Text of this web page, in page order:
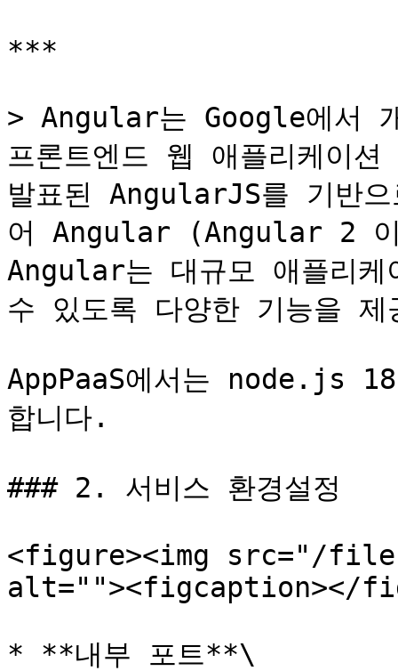
***
> Angular는 Google에서
프론트엔드 웹 애플리케이
발표된 AngularJS를 기반
어 Angular (Angular 2 이
Angular는 대규모 애플리케
수 있도록 다양한 기능을 제
AppPaaS에서는 node.js
합니다.
### 2. 서비스 환경설정
<figure><img src="/files/
alt=""><figcaption></
* **내부 포트**\